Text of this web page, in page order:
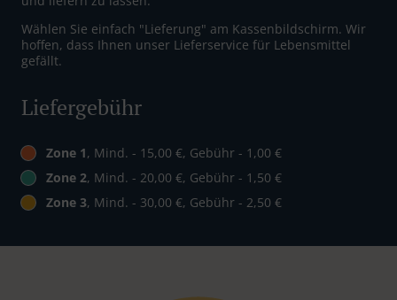
Wählen Sie einfach "Lieferung" am Kassenbildschirm. Wir
hoffen, dass Ihnen unser Lieferservice für Lebensmittel
gefällt.
Liefergebühr
Zone 1, Mind. - 15,00 €, Gebühr - 1,00 €
Zone 2, Mind. - 20,00 €, Gebühr - 1,50 €
Zone 3, Mind. - 30,00 €, Gebühr - 2,50 €